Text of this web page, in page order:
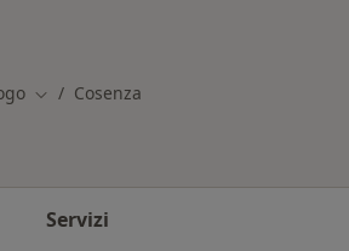
Cambia città
Cosenza
Servizi